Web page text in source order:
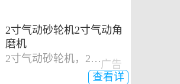
2寸气动砂轮机2寸气动角
磨机
2寸气动砂轮机，2寸气动角磨机
查看详
广告